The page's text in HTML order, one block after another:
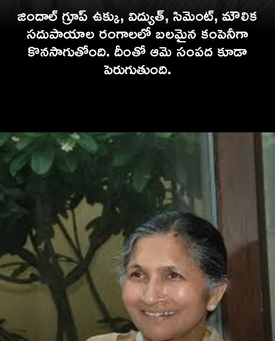
జిందాల్ గ్రూప్ ఉక్కు, విద్యుత్, సిమెంట్, మౌలిక
సదుపాయాల రంగాలలో బలమైన కంపెనీగా
కొనసాగుతోంది. దీంతో ఆమె సంపద కూడా